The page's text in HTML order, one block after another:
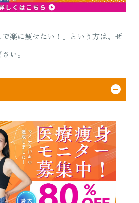
で楽に痩せたい！」という方は、ぜ
い。